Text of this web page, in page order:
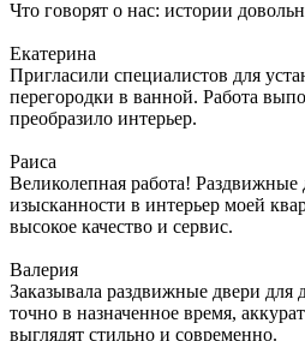
Что говорят о нас: истории
Екатерина
Пригласили специалистов для
перегородки в ванной. Работа
преобразило интерьер.
Раиса
Великолепная работа! Раздвижные
изысканности в интерьер моей
высокое качество и сервис.
Валерия
Заказывала раздвижные двери для
точно в назначенное время,
выглядят стильно и современно.